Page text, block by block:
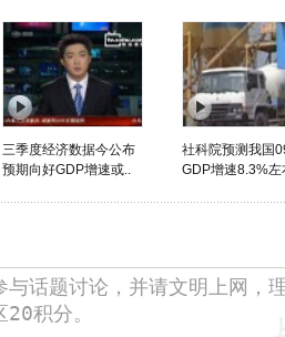
三季度经济数据今公布
预期向好GDP增速或..
社科院预测我国
GDP增速8.3%左